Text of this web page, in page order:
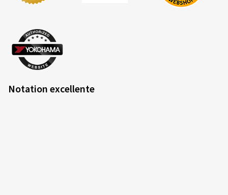
Notation excellente